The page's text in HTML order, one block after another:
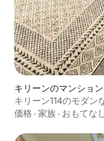
キリーンのマンショ
キリーン114のモダン
価格 · 家族 · おもてな